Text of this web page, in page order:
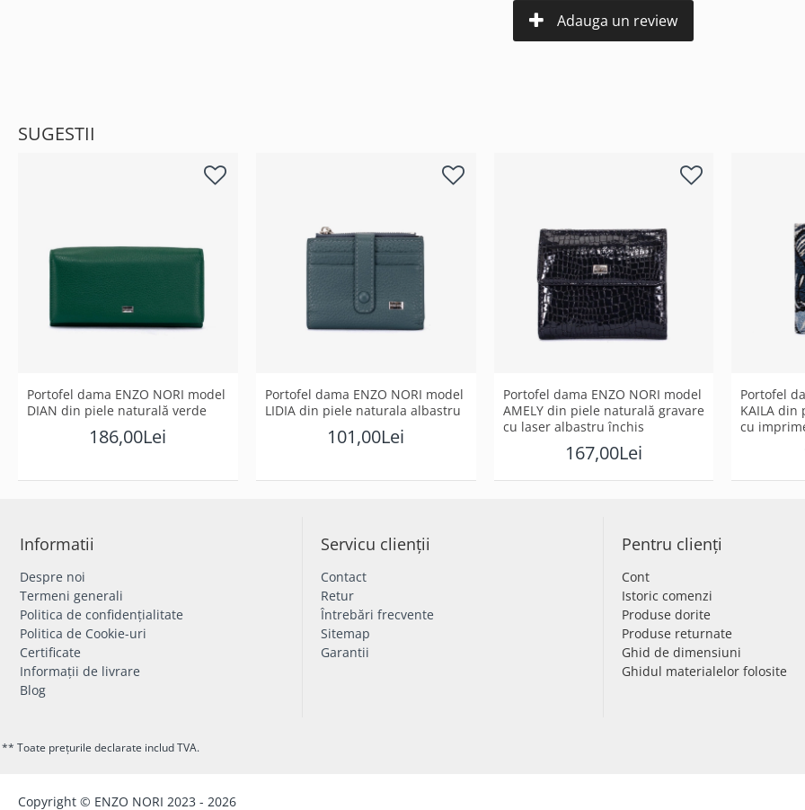
Adauga un review
SUGESTII
Portofel dama ENZO NORI model
DIAN din piele naturală verde
186,00Lei
Portofel dama ENZO NORI model
LIDIA din piele naturala albastru
101,00Lei
Portofel dama ENZO NORI model
AMELY din piele naturală gravare
cu laser albastru închis
167,00Lei
Portofel
KAILA
cu
Informatii
Despre noi
Termeni generali
Politica de confidențialitate
Politica de Cookie-uri
Certificate
Informații de livrare
Blog
Servicu clienții
Contact
Retur
Întrebări frecvente
Sitemap
Garantii
Pentru clienți
Cont
Istoric comenzi
Produse dorite
Produse returnate
Ghid de dimensiuni
Ghidul materialelor folosite
** Toate prețurile declarate includ TVA.
Copyright © ENZO NORI 2023 - 2026